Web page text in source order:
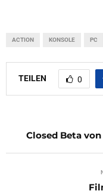
ACTION KONSOLE PC
TEILEN 0
Closed Beta